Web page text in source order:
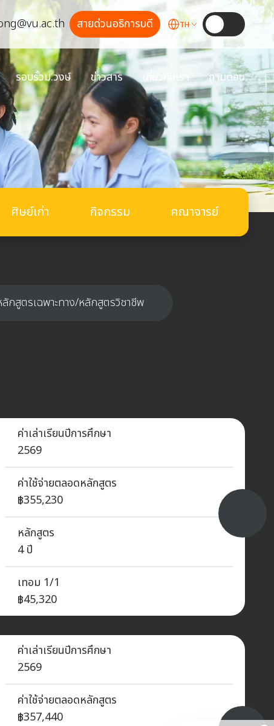
สายด่วนอธิการบดี TH
รอบรั้วม.วงษ์ ข่าวสาร เกี่ยวกับเรา ถามตอบ
ศิษย์เก่า กิจกรรม คณาจารย์
ลักสูตรเฉพาะทาง/หลักสูตรวิชาชีพ
ค่าเล่าเรียนปีการศึกษา
2569
ค่าใช้จ่ายตลอดหลักสูตร
฿355,230
หลักสูตร
4 ปี
เทอม 1/1
฿45,320
ค่าเล่าเรียนปีการศึกษา
2569
ค่าใช้จ่ายตลอดหลักสูตร
฿357,440